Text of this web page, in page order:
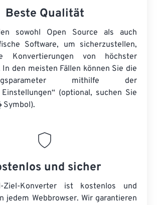
Beste Qualität
sowohl Open Source als auch
Software, um sicherzustellen,
Konvertierungen von höchster
den meisten Fällen können Sie die
mithilfe der
(optional, suchen Sie
Symbol).
und sicher
Ziel-Konverter ist kostenlos und
jedem Webbrowser. Wir garantieren